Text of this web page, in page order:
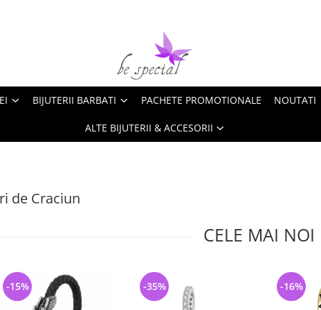
BIJUTERII BARBATI PACHETE PROMOTIONALE NOUTATI
ALTE BIJUTERII & ACCESORII
de Craciun
CELE MAI NOI
-15% -35% -16%